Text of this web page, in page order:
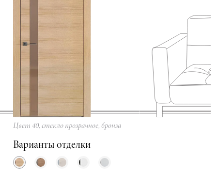
Цвет 40, стекло прозрачное, бронза
Варианты отделки